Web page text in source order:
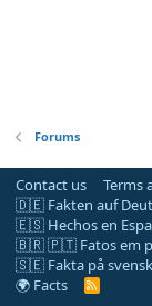
Forums
Contact us Terms
🇩🇪 Fakten auf
🇪🇸 Hechos en
🇧🇷 🇵🇹 Fatos em
🇸🇪 Fakta på
🌍 Facts
R